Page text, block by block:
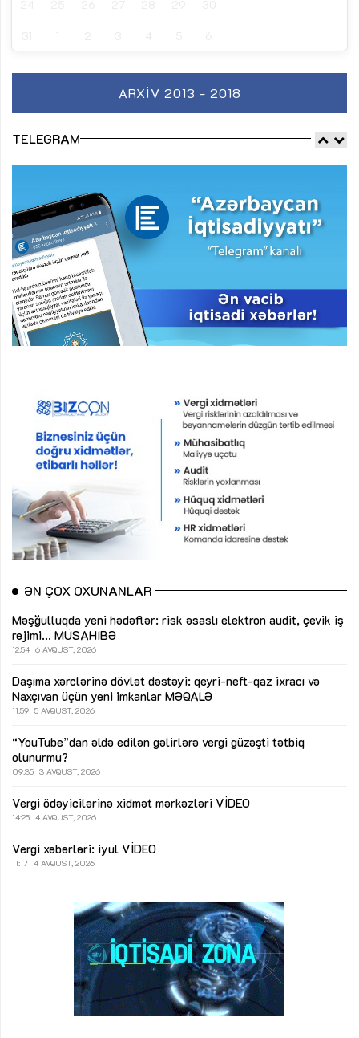
ARXIV 2013 - 2018
TELEGRAM
ƏN ÇOX OXUNANLAR
Məşğulluqda yeni hədəflər: risk əsaslı elektron audit, çevik iş
rejimi... MÜSAHİBƏ
12:54 6 AVQUST, 2026
Daşıma xərclərinə dövlət dəstəyi: qeyri-neft-qaz ixracı və
Naxçıvan üçün yeni imkanlar MƏQALƏ
11:59 5 AVQUST, 2026
“YouTube”dan əldə edilən gəlirlərə vergi güzəşti tətbiq
olunurmu?
09:35 3 AVQUST, 2026
Vergi ödəyicilərinə xidmət mərkəzləri VİDEO
14:25 4 AVQUST, 2026
Vergi xəbərləri: iyul VİDEO
11:17 4 AVQUST, 2026